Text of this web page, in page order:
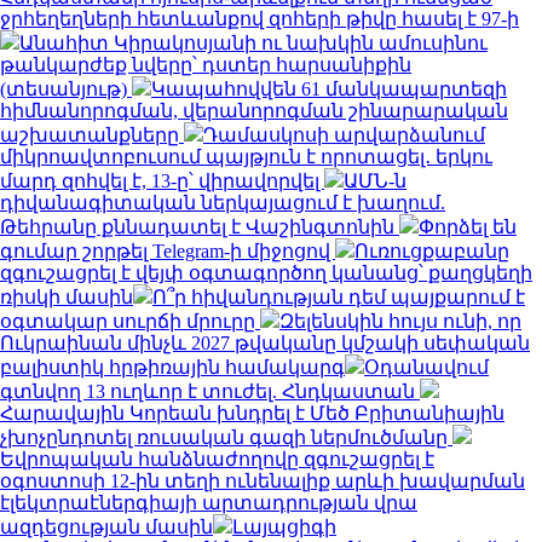
ջրհեղեղների հետևանքով զոհերի թիվը հասել է 97-ի
Անահիտ Կիրակոսյանի ու նախկին ամուսինու
թանկարժեք նվերը՝ դստեր հարսանիքին
(տեսանյութ)
Կապահովվեն 61 մանկապարտեզի
հիմնանորոգման, վերանորոգման շինարարական
աշխատանքները
Դամասկոսի արվարձանում
միկրոավտոբուսում պայթյուն է որոտացել․ երկու
մարդ զոհվել է, 13-ը՝ վիրավորվել
ԱՄՆ-ն
դիվանագիտական ներկայացում է խաղում.
Թեհրանը քննադատել է Վաշինգտոնին
Փորձել են
գումար շորթել Telegram-ի միջոցով
Ուռուցքաբանը
զգուշացրել է վեյփ օգտագործող կանանց՝ քաղցկեղի
ռիսկի մասին
Ո՞ր հիվանդության դեմ պայքարում է
օգտակար սուրճի մրուրը
Զելենսկին հույս ունի, որ
Ուկրաինան մինչև 2027 թվականը կմշակի սեփական
բալիստիկ հրթիռային համակարգ
Օդանավում
գտնվող 13 ուղևոր է տուժել. Հնդկաստան
Հարավային Կորեան խնդրել է Մեծ Բրիտանիային
չխոչընդոտել ռուսական գազի ներմուծմանը
Եվրոպական հանձնաժողովը զգուշացրել է
օգոստոսի 12-ին տեղի ունենալիք արևի խավարման
էլեկտրաէներգիայի արտադրության վրա
ազդեցության մասին
Լայպցիգի